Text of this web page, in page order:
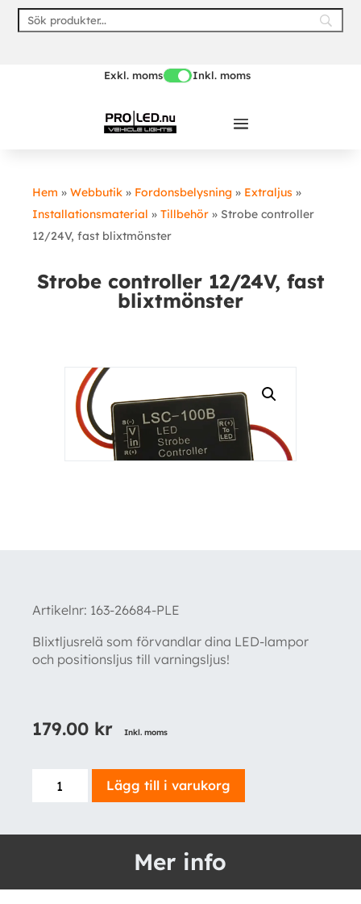
Skip
Exkl. moms Inkl. moms
Hem » Webbutik » Fordonsbelysning » Extraljus »
Installationsmaterial » Tillbehör » Strobe controller
12/24V, fast blixtmönster
Strobe controller 12/24V, fast
blixtmönster
Artikelnr: 163-26684-PLE
Blixtljusrelä som förvandlar dina LED-lampor
och positionsljus till varningsljus!
179.00 kr Inkl. moms
Strobe
controller
mängd
Lägg till i varukorg
Mer info